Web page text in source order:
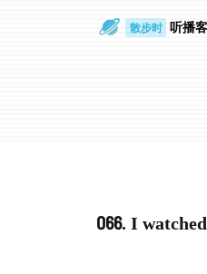
散步时 听播
066. I